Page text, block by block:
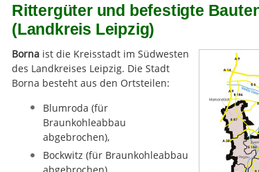
Rittergüter und befestigte
(Landkreis Leipzig)
Borna ist die Kreisstadt im Südwesten
des Landkreises Leipzig. Die Stadt
Borna besteht aus den Ortsteilen:
Blumroda (für
Braunkohleabbau
abgebrochen),
Bockwitz (für Braunkohleabbau